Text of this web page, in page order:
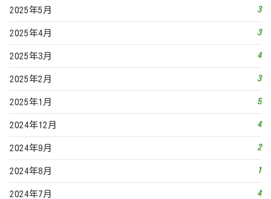
2025年5月 3
2025年4月 3
2025年3月 4
2025年2月 3
2025年1月 5
2024年12月 4
2024年9月 2
2024年8月 1
2024年7月 4